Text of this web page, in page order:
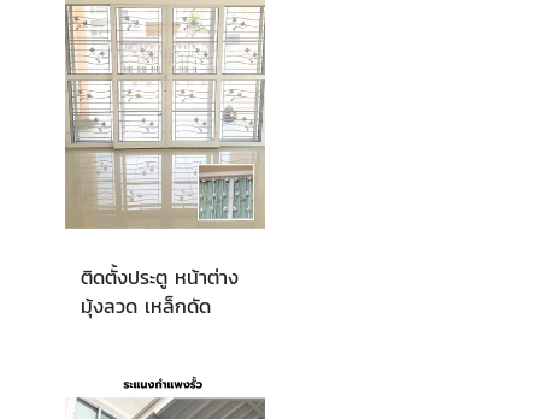
ติดตั้งประตู หน้าต่าง
มุ้งลวด เหล็กดัด